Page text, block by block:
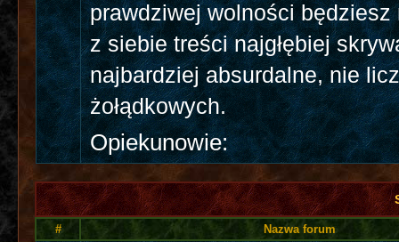
prawdziwej wolności będziesz
z siebie treści najgłębiej
najbardziej absurdalne, nie
żołądkowych.
Opiekunowie:
# Nazwa forum